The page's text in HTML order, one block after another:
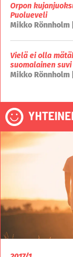
Orpon
Puolueveli
Mikko Rönnholm
Vielä ei olla
suomalainen suvi
Mikko Rönnholm